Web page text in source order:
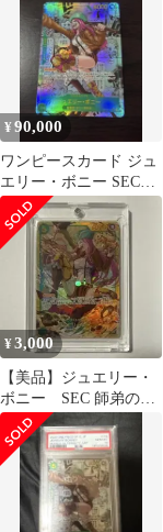
¥90,000
ワンピースカード ジュ
エリー・ボニー SEC
OP12-118
¥3,000
【美品】ジュエリー・
ボニー SEC 師弟の
絆 OP12-118